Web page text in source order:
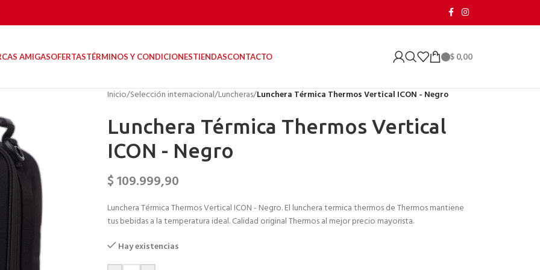
AMIGASOFERTASTÉRMINOS Y CONDICIONESTIENDASCONTACTO $ 0,00
Inicio/Selección internacional/Luncheras/Lunchera Térmica Thermos Vertical ICON - Negro
Lunchera Térmica Thermos Vertical
ICON - Negro
$109.999,90
Lunchera Térmica Thermos Vertical ICON - Negro. El lunchera termica thermos de Thermos mantiene
tus bebidas a la temperatura ideal. Calidad original Thermos al mejor precio mayorista.
Hay existencias